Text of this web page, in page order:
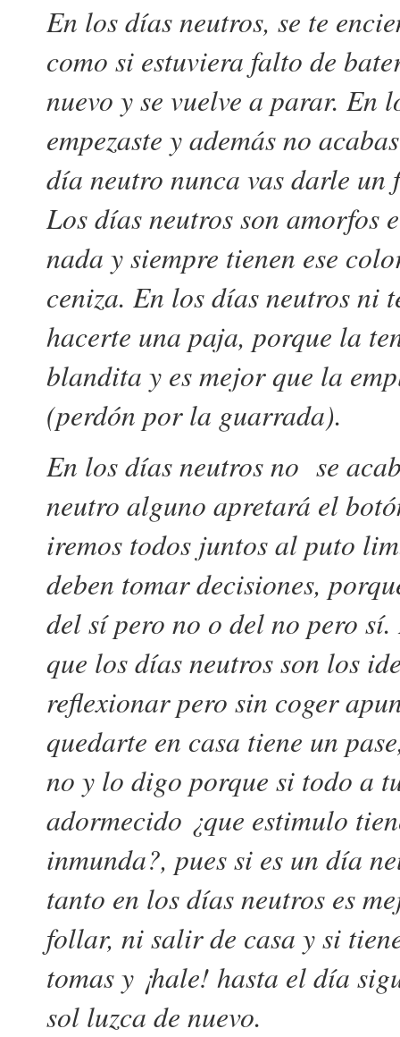
En los días neutros, se te
como si estuviera falto de
nuevo y se vuelve a parar. En
empezaste y además no
día neutro nunca vas darle
Los días neutros son amorfos
nada y siempre tienen ese
ceniza. En los días neutros ni
hacerte una paja, porque la
blandita y es mejor que la
(perdón por la guarrada).
En los días neutros no se
neutro alguno apretará el
iremos todos juntos al puto
deben tomar decisiones,
del sí pero no o del no pero
que los días neutros son los
reflexionar pero sin coger
quedarte en casa tiene un
no y lo digo porque si todo a
adormecido ¿que estimulo
inmunda?, pues si es un día
tanto en los días neutros es
follar, ni salir de casa y si
tomas y ¡hale! hasta el día
sol luzca de nuevo.